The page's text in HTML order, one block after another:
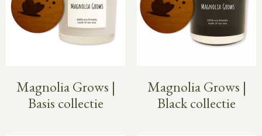
Magnolia Grows |
Basis collectie
Magnolia Grows |
Black collectie